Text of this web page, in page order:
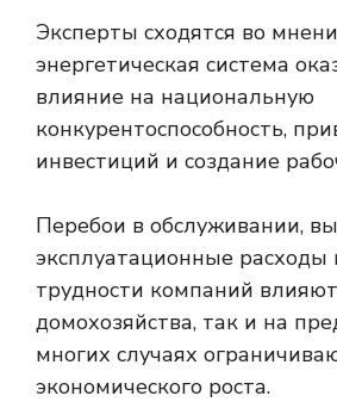
Эксперты сходятся во
энергетическая система
влияние на национальную
конкурентоспособность,
инвестиций и создание
Перебои в обслуживании,
эксплуатационные
трудности компаний
домохозяйства, так и на
многих случаях
экономического роста.